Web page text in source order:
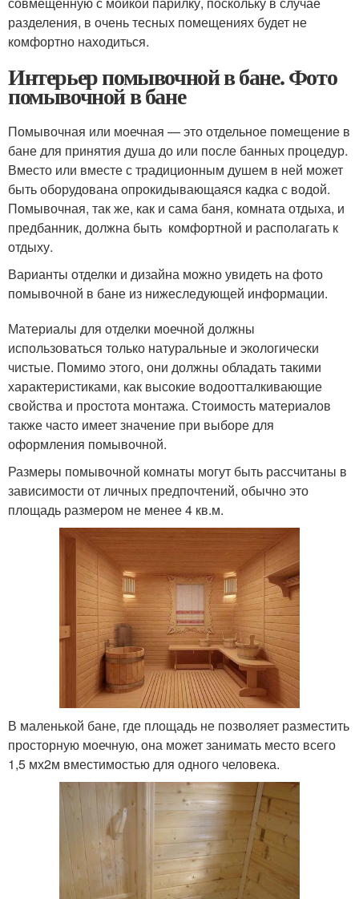
разделения, в очень тесных помещениях будет не
комфортно находиться.
Интерьер помывочной в бане. Фото
помывочной в бане
Помывочная или моечная — это отдельное помещение в
бане для принятия душа до или после банных процедур.
Вместо или вместе с традиционным душем в ней может
быть оборудована опрокидывающаяся кадка с водой.
Помывочная, так же, как и сама баня, комната отдыха, и
предбанник, должна быть комфортной и располагать к
отдыху.
Варианты отделки и дизайна можно увидеть на фото
помывочной в бане из нижеследующей информации.
Материалы для отделки моечной должны
использоваться только натуральные и экологически
чистые. Помимо этого, они должны обладать такими
характеристиками, как высокие водоотталкивающие
свойства и простота монтажа. Стоимость материалов
также часто имеет значение при выборе для
оформления помывочной.
Размеры помывочной комнаты могут быть рассчитаны в
зависимости от личных предпочтений, обычно это
площадь размером не менее 4 кв.м.
В маленькой бане, где площадь не позволяет разместить
просторную моечную, она может занимать место всего
1,5 мх2м вместимостью для одного человека.